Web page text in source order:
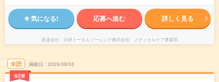
気になる! 応募へ進む 詳しく見る
派遣会社 日研トータルソーシング株式会社 メディカルケア事業部
未読
NEW
掲載日 2026/08/03